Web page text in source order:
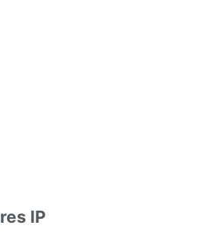
IP